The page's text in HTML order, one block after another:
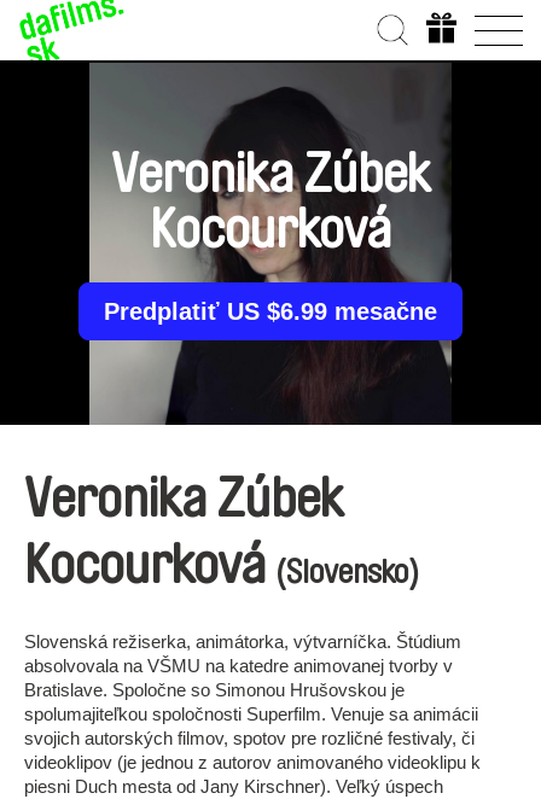
Veronika Zúbek
Kocourková
Predplatiť US $6.99 mesačne
Veronika Zúbek
Kocourková (Slovensko)
Slovenská režiserka, animátorka, výtvarníčka. Štúdium
absolvovala na VŠMU na katedre animovanej tvorby v
Bratislave. Spoločne so Simonou Hrušovskou je
spolumajiteľkou spoločnosti Superfilm. Venuje sa animácii
svojich autorských filmov, spotov pre rozličné festivaly, či
videoklipov (je jednou z autorov animovaného videoklipu k
piesni Duch mesta od Jany Kirschner). Veľký úspech